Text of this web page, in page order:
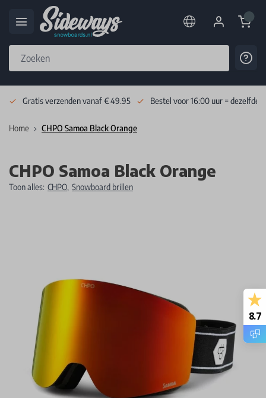
Cart
Gratis verzenden vanaf € 49.95 Bestel voor 16:00 uur = dezelfde
Home CHPO Samoa Black Orange
CHPO Samoa Black Orange
Toon alles: CHPO, Snowboard brillen
8.7